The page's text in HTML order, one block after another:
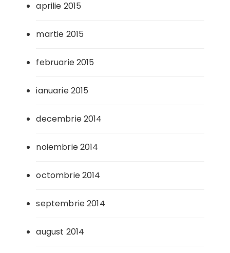
aprilie 2015
martie 2015
februarie 2015
ianuarie 2015
decembrie 2014
noiembrie 2014
octombrie 2014
septembrie 2014
august 2014